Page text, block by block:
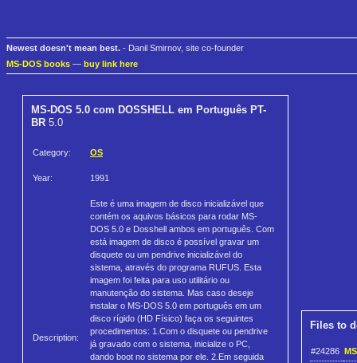
Newest doesn't mean best. - Danil Smirnov, site co-founder
MS-DOS books — buy link here
MS-DOS 5.0 com DOSSHELL em Português PT-
BR 5.0
Category: OS
Year: 1991
Description:
Este é uma imagem de disco inicializável que
contém os aquivos básicos para rodar MS-
DOS 5.0 e Dosshell ambos em português. Com
está imagem de disco é possível gravar um
disquete ou um pendrive inicializável do
sistema, através do programa RUFUS. Esta
imagem foi feita para uso utilitário ou
manutenção do sistema. Mas caso deseje
instalar o MS-DOS 5.0 em português em um
disco rígido (HD Físico) faça os seguintes
procedimentos: 1.Com o disquete ou pendrive
já gravado com o sistema, inicialize o PC,
dando boot no sistema por ele. 2.Em seguida
Files to
#24286